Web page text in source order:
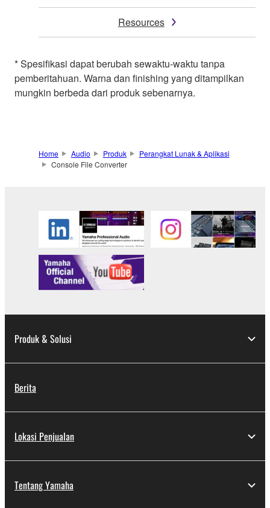
Resources
* Spesifikasi dapat berubah sewaktu-waktu tanpa
pemberitahuan. Warna dan finishing yang ditampilkan
mungkin berbeda dari produk sebenarnya.
Home Audio Produk
Perangkat Lunak & Aplikasi
Console File Converter
Produk & Solusi
Berita
Lokasi Penjualan
Tentang Yamaha